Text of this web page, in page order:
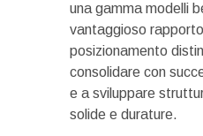
una gamma modelli
vantaggioso
posizionamento
consolidare con
e a sviluppare
solide e durature.